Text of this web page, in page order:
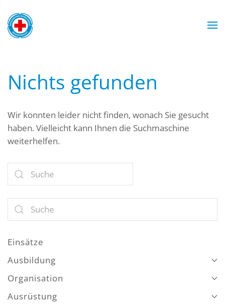
Zum Hauptinhalt springen
Nichts gefunden
Wir konnten leider nicht finden, wonach Sie gesucht
haben. Vielleicht kann Ihnen die Suchmaschine
weiterhelfen.
Einsätze
Ausbildung
Organisation
Ausrüstung